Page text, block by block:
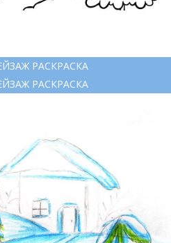
РАСКРАСКА
РАСКРАСКА